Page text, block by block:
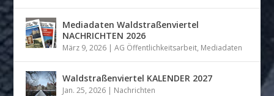
Mediadaten Waldstraßenviertel
NACHRICHTEN 2026
März 9, 2026 |AG Öffentlichkeitsarbeit, Mediadaten
Waldstraßenviertel KALENDER 2027
Jan. 25, 2026 | Nachrichten